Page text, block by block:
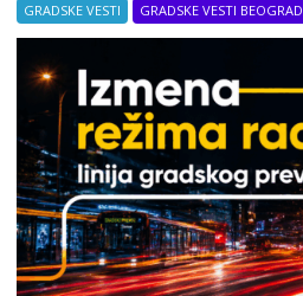
GRADSKE VESTI
GRADSKE VESTI BEOGRAD